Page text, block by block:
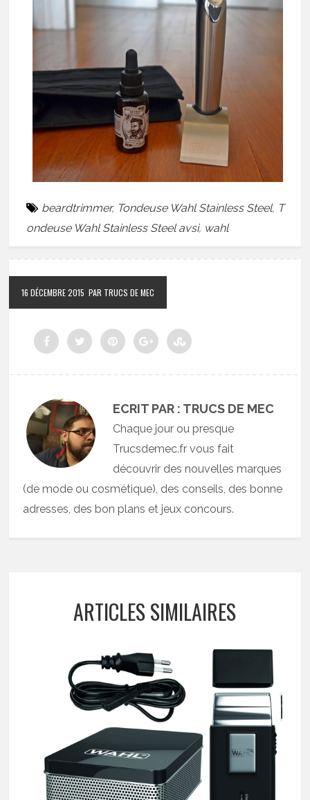
beardtrimmer, Tondeuse Wahl Stainless Steel, T
ondeuse Wahl Stainless Steel avsi, wahl
16 DÉCEMBRE 2015 PAR TRUCS DE MEC
ECRIT PAR : TRUCS DE MEC
Chaque jour ou presque
Trucsdemec.fr vous fait
découvrir des nouvelles marques
(de mode ou cosmétique), des conseils, des bonne
adresses, des bon plans et jeux concours.
ARTICLES SIMILAIRES